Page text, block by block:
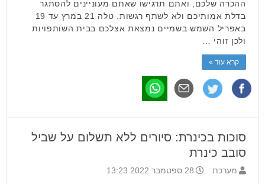
ההכרה שלכם, ואתם תרגישו שאתם מעוניינים להסתגר
בדלת אמותיכם ולא לשתף רגשות. טלה 21 במרץ עד 19
באפריל השמש בשמיים נמצאת אצלכם בבית השותפויות
ולכן זוהי …
קרא עוד »
סוכות בכינרת: סיורים ללא תשלום על שביל
סובב כינרת
מערכת 28 ספטמבר 2022 13:23